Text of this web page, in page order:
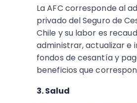
La AFC corresponde al
privado del Seguro de
Chile y su labor es
administrar, actualizar e
fondos de cesantía y
beneficios que
3. Salud